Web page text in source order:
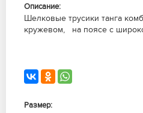
Описание:
Шелковые трусики танга
кружевом, на поясе с
Размер: